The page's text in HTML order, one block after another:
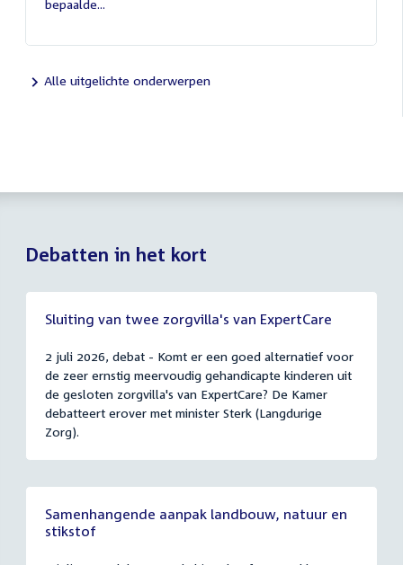
bepaalde...
Alle uitgelichte onderwerpen
Debatten in het kort
Sluiting van twee zorgvilla's van ExpertCare
2 juli 2026, debat - Komt er een goed alternatief voor
de zeer ernstig meervoudig gehandicapte kinderen uit
de gesloten zorgvilla's van ExpertCare? De Kamer
debatteert erover met minister Sterk (Langdurige
Zorg).
Samenhangende aanpak landbouw, natuur en
stikstof